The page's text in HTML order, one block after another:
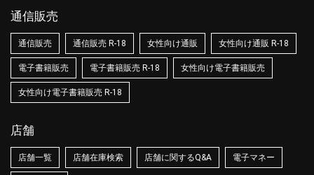
通信販売
通信販売 通信販売 R-18 女性向け通販 女性向け通販 R-18
電子書籍販売 電子書籍販売 R-18 女性向け電子書籍販売
女性向け電子書籍販売 R-18
店舗
店舗一覧 店舗在庫検索 店舗に関するQ&A 電子マネー